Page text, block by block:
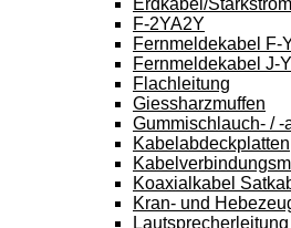
F-2YA2Y
Fernmeldekabel F-
Fernmeldekabel J-
Flachleitung
Giessharzmuffen
Gummischlauch- / -
Kabelabdeckplatten
Koaxialkabel
Kran- und
Lautsprecherleitung